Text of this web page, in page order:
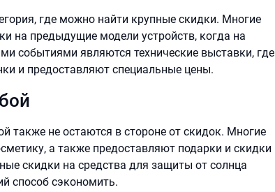
где можно найти крупные скидки. Многие
на предыдущие модели устройств, когда на
событиями являются технические выставки, где
и предоставляют специальные цены.
также не остаются в стороне от скидок. Многие
а также предоставляют подарки и скидки
скидки на средства для защиты от солнца
способ сэкономить.